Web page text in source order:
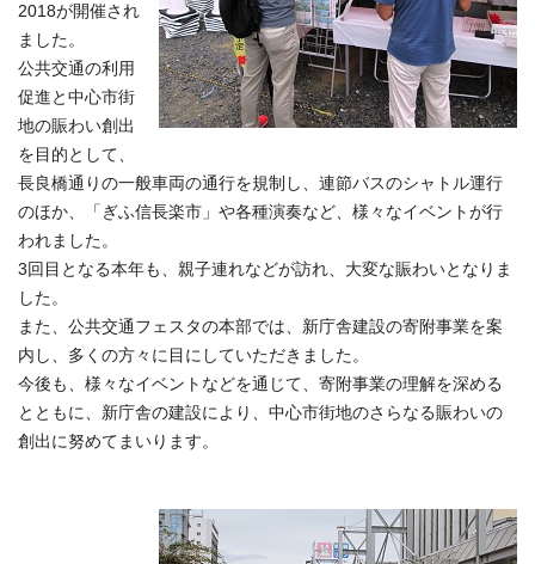
2018が開催され
ました。
公共交通の利用
促進と中心市街
地の賑わい創出
を目的として、
長良橋通りの一般車両の通行を規制し、連節バスのシャトル運行
のほか、「ぎふ信長楽市」や各種演奏など、様々なイベントが行
われました。
3回目となる本年も、親子連れなどが訪れ、大変な賑わいとなりま
した。
また、公共交通フェスタの本部では、新庁舎建設の寄附事業を案
内し、多くの方々に目にしていただきました。
今後も、様々なイベントなどを通じて、寄附事業の理解を深める
とともに、新庁舎の建設により、中心市街地のさらなる賑わいの
創出に努めてまいります。